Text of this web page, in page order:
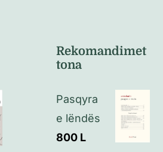
Politikat e kthimeve
Politikat e privatësisë
Rekomandimet
tona
Pasqyra
e lëndës
800 L